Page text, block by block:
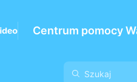
Centrum pomocy